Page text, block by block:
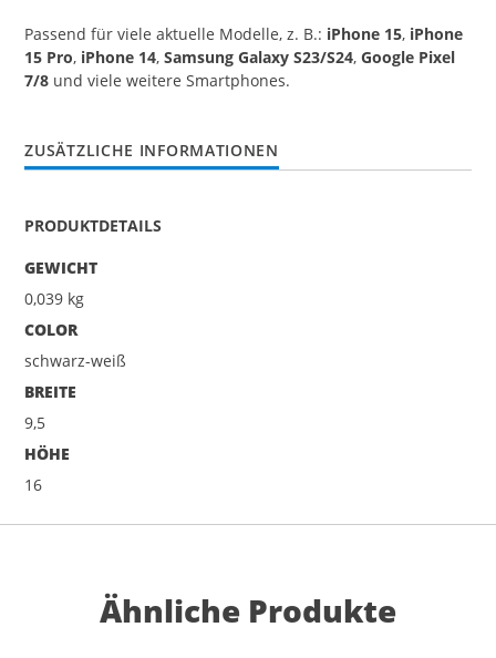
Passend für viele aktuelle Modelle, z. B.: iPhone 15, iPhone
15 Pro, iPhone 14,Samsung Galaxy S23/S24,Google Pixel
7/8 und viele weitere Smartphones.
ZUSÄTZLICHE INFORMATIONEN
PRODUKTDETAILS
GEWICHT
0,039 kg
COLOR
schwarz-weiß
BREITE
9,5
HÖHE
16
Ähnliche Produkte